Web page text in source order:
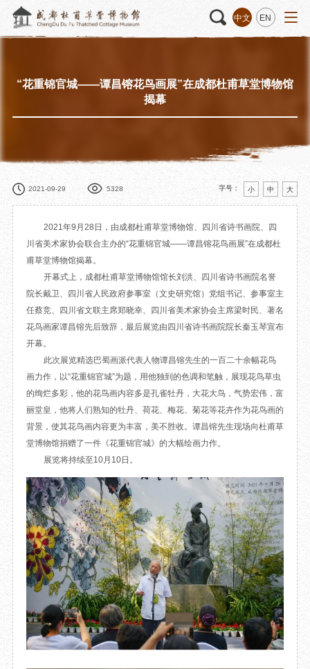
中文 EN
请
“人日游草堂”系列文化活动
数字资源
捐赠名录
文创 杜甫草堂文创馆
文创精品
数字文创
草堂艺术中心
文创咨询
景点 正门
大廨
诗史堂
工部祠
少陵草堂碑亭
茅屋景区
唐代遗址
红墙花径
万佛楼
草堂书院
千诗碑
“花重锦官城——谭昌镕花鸟画展”在成都杜甫草堂博物馆
揭幕
2021-09-29 5328 字号： 小 中 大
2021年9月28日，由成都杜甫草堂博物馆、四川省诗书画院、四
川省美术家协会联合主办的“花重锦官城——谭昌镕花鸟画展”在成都杜
甫草堂博物馆揭幕。
开幕式上，成都杜甫草堂博物馆馆长刘洪、四川省诗书画院名誉
院长戴卫、四川省人民政府参事室（文史研究馆）党组书记、参事室主
任蔡竞、四川省文联主席郑晓幸、四川省美术家协会主席梁时民、著名
花鸟画家谭昌镕先后致辞，最后展览由四川省诗书画院院长秦玉琴宣布
开幕。
此次展览精选巴蜀画派代表人物谭昌镕先生的一百二十余幅花鸟
画力作，以“花重锦官城”为题，用他独到的色调和笔触，展现花鸟草虫
的绚烂多彩，他的花鸟画内容多是孔雀牡丹，大花大鸟，气势宏伟，富
丽堂皇，他将人们熟知的牡丹、荷花、梅花、菊花等花卉作为花鸟画的
背景，使其花鸟画内容更为丰富，美不胜收。谭昌镕先生现场向杜甫草
堂博物馆捐赠了一件《花重锦官城》的大幅绘画力作。
展览将持续至10月10日。